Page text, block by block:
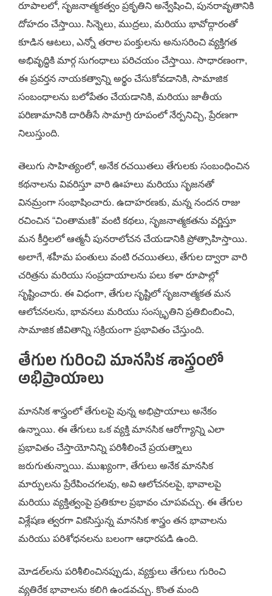
రూపాలలో, సృజనాత్మకత్వం ప్రకృతిని అన్వేషించి, పునరావృతానికి
దోహదం చేస్తాయి. సిన్నెలు, ముద్రలు, మరియు భావోద్గారంతో
కూడిన ఆటలు, ఎన్నో తరాల పంక్తులను అనుసరించి వ్యక్తిగత
అభివృద్ధికి మార్గ సుగంధాలు పరిచయం చేస్తాయి. సాధారణంగా,
ఈ ప్రవర్తన నాయకత్వాన్ని అర్థం చేసుకోవడానికి, సామాజిక
సంబంధాలను బలోపేతం చేయడానికి, మరియు జాతీయ
పరిణామానికి దారితీసే సామాగ్రి రూపంలో నేర్పనిచ్చి, ప్రేరణగా
నిలుస్తుంది.
తెలుగు సాహిత్యంలో, అనేక రచయితలు తేగులకు సంబంధించిన
కథనాలను వివరిస్తూ వారి ఊహలు మరియు సృజనతో
వినమ్రంగా సంభాషించారు. ఉదాహరణకు, మన్న నందన రాజు
రచించిన “చింతామణి” వంటి కథలు, సృజనాత్మకతను వర్ణిస్తూ
మన కీర్తిలలో ఆత్మనీ పునరాలోచన చేయడానికి ప్రోత్సాహిస్తాయి.
అలాగే, శహీమ పంతులు వంటి రచయితలు, తేగుల ద్వారా వారి
చరిత్రను మరియు సంప్రదాయాలను పలు కళా రూపాల్లో
సృష్టించారు. ఈ విధంగా, తేగుల సృష్టిలో సృజనాత్మకత మన
ఆలోచనలను, భావనలు మరియు సంస్కృతిని ప్రతిబింబించి,
సామాజిక జీవితాన్ని సక్రియంగా ప్రభావితం చేస్తుంది.
తేగుల గురించి మానసిక శాస్త్రంలో
అభిప్రాయాలు
మానసిక శాస్త్రంలో తేగులపై వున్న అభిప్రాయాలు అనేకం
ఉన్నాయి. ఈ తేగులు ఒక వ్యక్తి మానసిక ఆరోగ్యాన్ని ఎలా
ప్రభావితం చేస్తాయోనిన్ని పరిశీలించే ప్రయత్నాలు
జరుగుతున్నాయి. ముఖ్యంగా, తేగులు అనేక మానసిక
మార్పులను ప్రేరేపించగలవు, అవి ఆలోచనలపై, భావాలపై
మరియు వ్యక్తిత్వంపై ప్రతికూల ప్రభావం చూపవచ్చు. ఈ తేగుల
విశ్లేషణ త్వరగా వికసిస్తున్న మానసిక శాస్త్రం తన భావాలను
మరియు పరిశోధనలను బలంగా ఆధారపడి ఉంది.
మోడల్‌లను పరిశీలించినప్పుడు, వ్యక్తులు తేగులు గురించి
వ్యతిరేక భావాలను కలిగి ఉండవచ్చు. కొంత మంది